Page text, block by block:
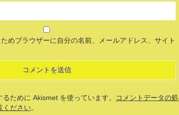
めブラウザーに自分の名前、メールアドレス、サイト
ために Akismet を使っています。
コメントデータの処
ください。